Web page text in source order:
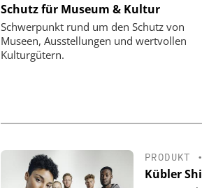
Schutz für Museum & Kultur
Schwerpunkt rund um den Schutz von
Museen, Ausstellungen und wertvollen
Kulturgütern.
CO. KG
90 Jahre Dom
Vom Schließzylinder zur
Zutrittslösung
PRODUKT
Kübler